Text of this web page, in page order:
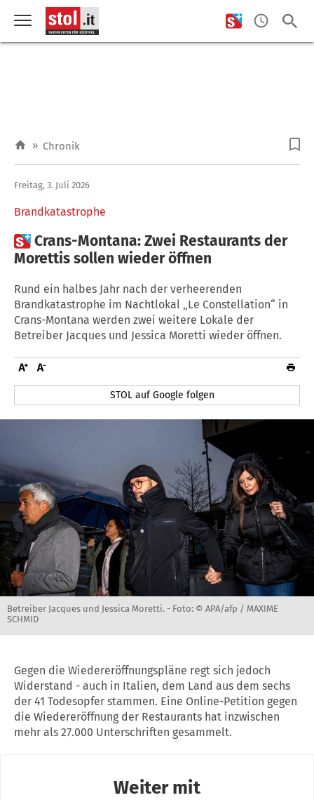
» Chronik
Brandkatastrophe
Freitag, 3. Juli 2026
Crans-Montana: Zwei Restaurants der
Morettis sollen wieder öffnen
Rund ein halbes Jahr nach der verheerenden
Brandkatastrophe im Nachtlokal „Le Constellation“ in
Crans-Montana werden zwei weitere Lokale der
Betreiber Jacques und Jessica Moretti wieder öffnen.
STOL auf Google folgen
Betreiber Jacques und Jessica Moretti. - Foto: © APA/afp / MAXIME
SCHMID
Gegen die Wiedereröffnungspläne regt sich jedoch
Widerstand - auch in Italien, dem Land aus dem sechs
der 41 Todesopfer stammen. Eine Online-Petition gegen
die Wiedereröffnung der Restaurants hat inzwischen
mehr als 27.000 Unterschriften gesammelt.